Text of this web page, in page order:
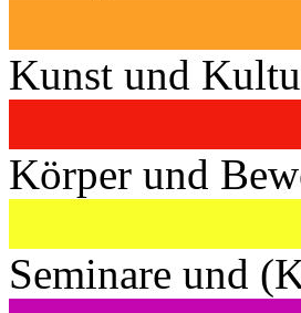
Kunst und
Körper und
Seminare und